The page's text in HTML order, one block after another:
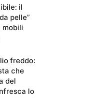
il
pelle”
mobili
freddo:
che
del
lo